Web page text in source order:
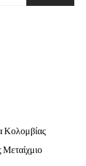
Κολομβίας
Μεταίχμιο